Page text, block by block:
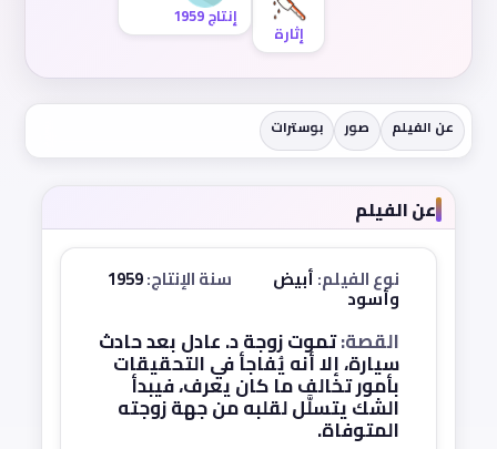
إثارة
إنتاج 1959
عن الفيلم صور بوسترات
عن الفيلم
نوع الفيلم:أبيض
وأسود
سنة الإنتاج:
القصة:تموت زوجة د. عادل بعد حادث
سيارة، إلا أنه يُفاجأ في التحقيقات
بأمور تخالف ما كان يعرف، فيبدأ
الشك يتسلَّل لقلبه من جهة زوجته
المتوفاة.